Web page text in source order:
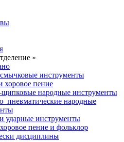
»
инструменты
хоровое пение
народные инструменты
народные
ударные инструменты
пение и фольклор
дисциплины